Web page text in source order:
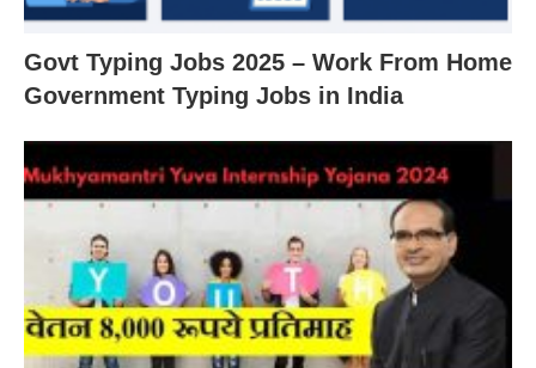
Govt Typing Jobs 2025 – Work From Home
Government Typing Jobs in India